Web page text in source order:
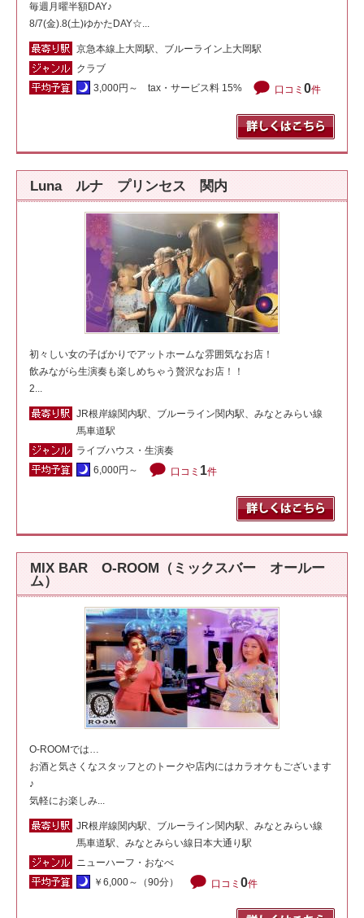
毎週月曜半額DAY♪
8/7(金).8(土)ゆかたDAY☆...
京急本線上大岡駅、ブルーライン上大岡駅
クラブ
3,000円～ tax・サービス料 15%
口コミ 0件
Luna ルナ プリンセス 関内
初々しい女の子ばかりでアットホームな雰囲気なお店！
飲みながら生演奏も楽しめちゃう贅沢なお店！！
2...
JR根岸線関内駅、ブルーライン関内駅、みなとみらい線
馬車道駅
ライブハウス・生演奏
6,000円～
口コミ 1件
MIX BAR O-ROOM（ミックスバー オールー
ム）
O-ROOMでは…
お酒と気さくなスタッフとのトークや店内にはカラオケもございます
♪
気軽にお楽しみ...
JR根岸線関内駅、ブルーライン関内駅、みなとみらい線
馬車道駅、みなとみらい線日本大通り駅
ニューハーフ・おなべ
￥6,000～（90分）
口コミ 0件